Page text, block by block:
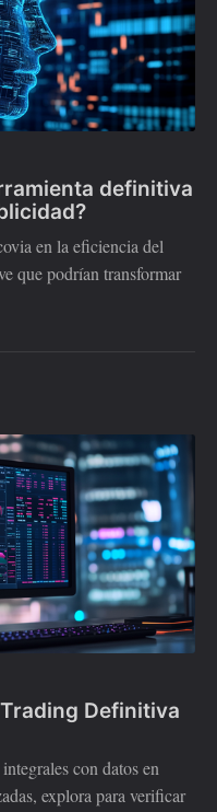
definitiva
en la eficiencia del
que podrían transformar
Definitiva
con datos en
explora para verificar